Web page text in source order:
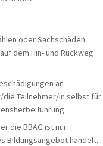
oder Sachschäden
dem Hin- und Rückweg
an
Teilnehmer/in selbst für
die BBAG ist nur
Bildungsangebot handelt,